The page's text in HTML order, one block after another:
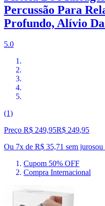
Percussão Para
Profundo, Alívio
5.0
(1)
Preço R$ 249,95R$ 249,95
Ou 7x de R$ 35,71 sem jurosou
Cupom 50% OFF
Compra Internacional